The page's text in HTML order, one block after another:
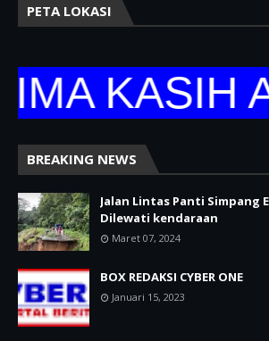
PETA LOKASI
KASIH
BREAKING NEWS
Jalan Lintas Panti Simpang
Dilewati kendaraan
Maret 07, 2024
BOX REDAKSI CYBER ONE
Januari 15, 2023